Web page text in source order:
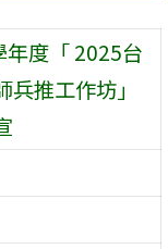
度「 2025台
推工作坊」